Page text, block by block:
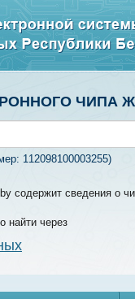
ЧИПА
112098100003255)
содержит сведения о
найти через